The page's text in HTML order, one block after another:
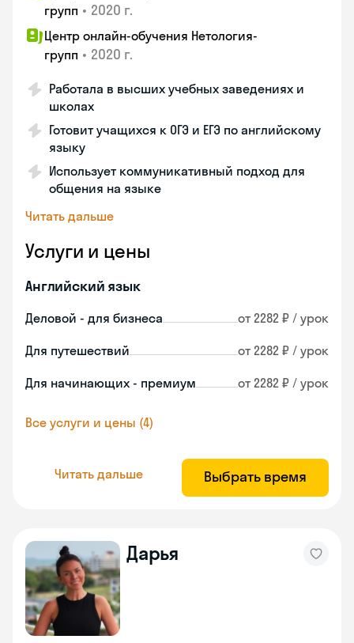
групп • 2020 г.
Центр онлайн-обучения Нетология-
групп • 2020 г.
Работала в высших учебных заведениях и
школах
Готовит учащихся к ОГЭ и ЕГЭ по английскому
языку
Использует коммуникативный подход для
общения на языке
Читать дальше
Услуги и цены
Английский язык
Деловой - для бизнеса от 2282 ₽ / урок
Для путешествий от 2282 ₽ / урок
Для начинающих - премиум от 2282 ₽ / урок
Все услуги и цены (4)
Читать дальше Выбрать время
Дарья